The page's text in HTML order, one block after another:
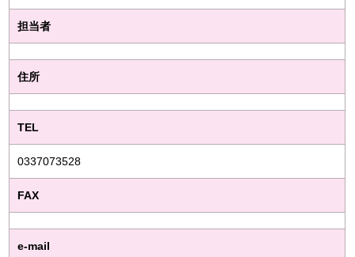
担当者
住所
TEL
0337073528
FAX
e-mail